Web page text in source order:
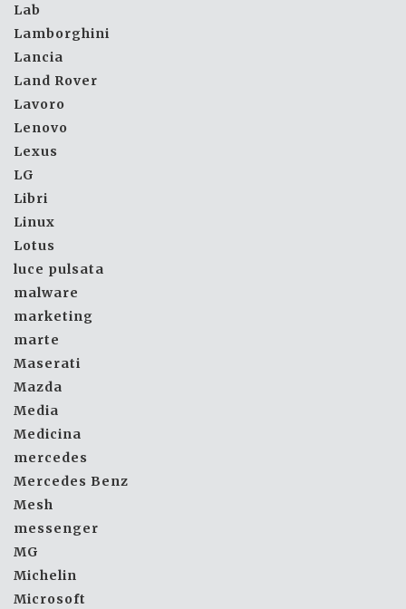
Lab
Lamborghini
Lancia
Land Rover
Lavoro
Lenovo
Lexus
LG
Libri
Linux
Lotus
luce pulsata
malware
marketing
marte
Maserati
Mazda
Media
Medicina
mercedes
Mercedes Benz
Mesh
messenger
MG
Michelin
Microsoft